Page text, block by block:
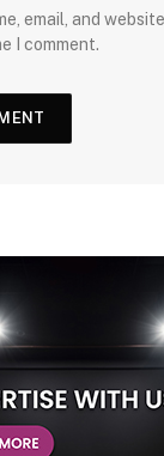
email, and
I comment.